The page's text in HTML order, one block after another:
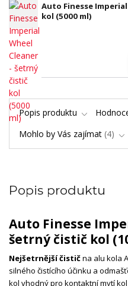
Auto Finesse
kol (5000 ml)
Popis produktu
Mohlo by Vás zajímat 4
Popis produktu
Auto Finesse
šetrný čistič kol
Nejšetrnější čistična alu kola
silného čistícího účinku a
kol vhodný pro kontaktní mytí